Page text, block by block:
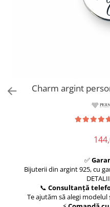
Charm argint
✅
Bijuterii din argint 925, cu
📞 Consultanță
Te ajutăm să alegi